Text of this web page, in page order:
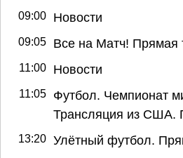
09:00 Новости
09:05 Все на Матч! Прямая
11:00 Новости
11:05
Футбол. Чемпионат
Трансляция из США.
13:20 Улётный футбол.